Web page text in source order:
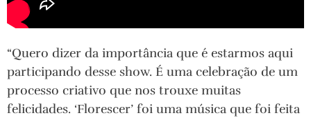
“Quero dizer da importância que é estarmos aqui
participando desse show. É uma celebração de um
processo criativo que nos trouxe muitas
felicidades. ‘Florescer’ foi uma música que foi feita